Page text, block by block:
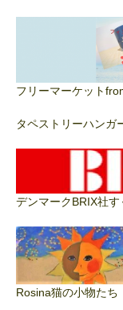
フリーマーケット
タペストリーハン
デンマークBRIX社
Rosina猫の小物たち